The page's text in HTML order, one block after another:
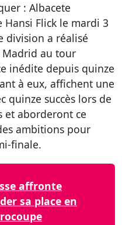
: Albacete
Hansi Flick le mardi 3
division a réalisé
Madrid au tour
inédite depuis quinze
à eux, affichent une
quinze succès lors de
et aborderont ce
ambitions pour
finale.
affronte
sa place en